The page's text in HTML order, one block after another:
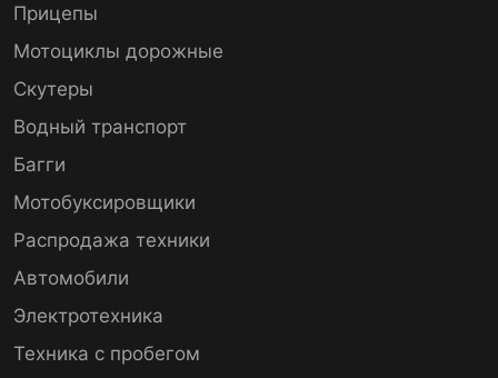
Прицепы
Мотоциклы дорожные
Скутеры
Водный транспорт
Багги
Мотобуксировщики
Распродажа техники
Автомобили
Электротехника
Техника с пробегом